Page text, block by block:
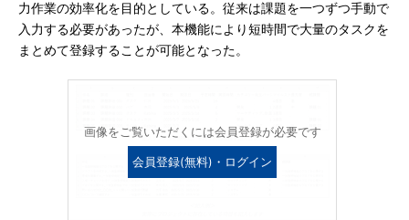
力作業の効率化を目的としている。従来は課題を一つずつ手動で
入力する必要があったが、本機能により短時間で大量のタスクを
まとめて登録することが可能となった。
画像をご覧いただくには会員登録が必要です
会員登録(無料)・ログイン